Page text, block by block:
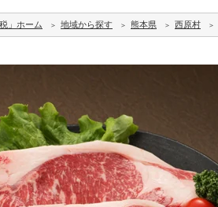
」ホーム 地域から探す 熊本県 西原村